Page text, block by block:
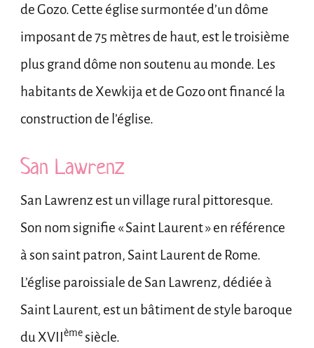
de Gozo. Cette église surmontée d’un dôme
imposant de 75 mètres de haut, est le troisième
plus grand dôme non soutenu au monde. Les
habitants de Xewkija et de Gozo ont financé la
construction de l’église.
San Lawrenz
San Lawrenz est un village rural pittoresque.
Son nom signifie « Saint Laurent » en référence
à son saint patron, Saint Laurent de Rome.
L’église paroissiale de San Lawrenz, dédiée à
Saint Laurent, est un bâtiment de style baroque
du XVIIèmesiècle.